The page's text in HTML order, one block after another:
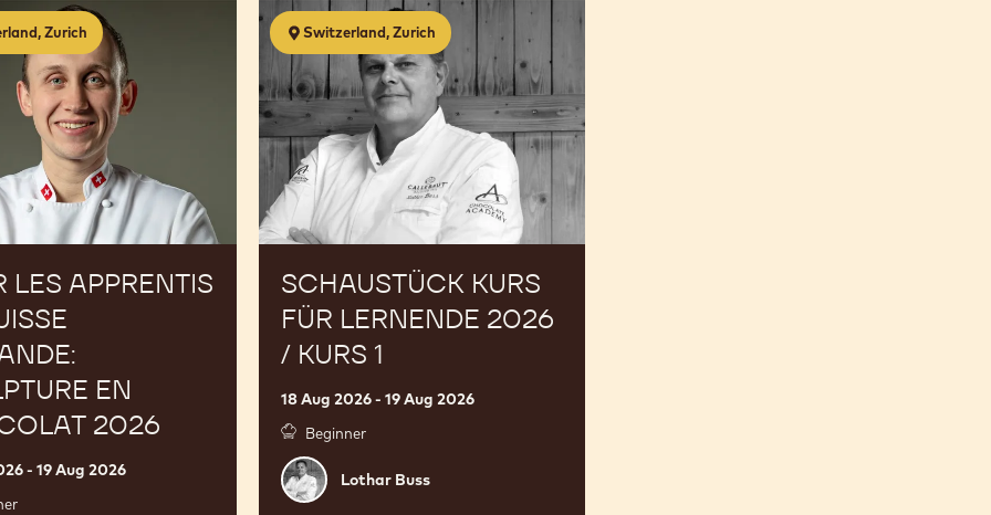
Zurich
LES APPRENTIS
EN
2026
- 19 Aug 2026
Switzerland, Zurich
SCHAUSTÜCK KURS
FÜR LERNENDE 2026
/ KURS 1
18 Aug 2026 - 19 Aug 2026
Beginner
Lothar
Buss
Lothar Buss
Schaustück
Kurs
Lernende
2026
Kurs